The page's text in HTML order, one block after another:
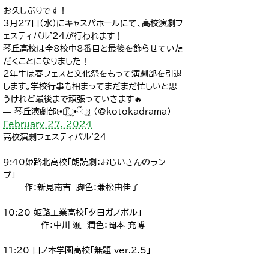
お久しぶりです！
3月27日(水)にキャスパホールにて、高校演劇フ
ェスティバル'24が行われます！
琴丘高校は全8校中8番目と最後を飾らせていた
だくことになりました！
2年生は春フェスと文化祭をもって演劇部を引退
します。学校行事も相まってまだまだ忙しいと思
うけれど最後まで頑張っていきます🔥
— 琴丘演劇部꒰•ི̫͡ુ•ྀૂ꒱ (@kotokadrama)
February 27, 2024
高校演劇フェスティバル'24
9:40姫路北高校「朗読劇：おじいさんのラン
プ」
作：新見南吉 脚色：兼松由佳子
10:20 姫路工業高校「夕日ガノボル」
作：中川 颯 潤色：岡本 充博
11:20 日ノ本学園高校「無題 ver.2.5」